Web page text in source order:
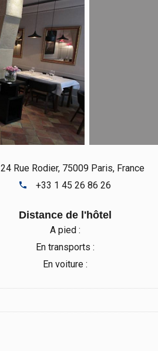
24 Rue Rodier, 75009 Paris, France
+33 1 45 26 86 26
Distance de l'hôtel
A pied :
En transports :
En voiture :